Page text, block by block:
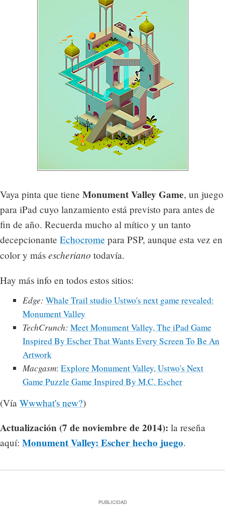
Vaya pinta que tiene Monument Valley Game, un juego
para iPad cuyo lanzamiento está previsto para antes de
fin de año. Recuerda mucho al mítico y un tanto
decepcionante Echocrome para PSP, aunque esta vez en
color y más escheriano todavía.
Hay más info en todos estos sitios:
Edge: Whale Trail studio Ustwo's next game revealed:
Monument Valley
TechCrunch: Meet Monument Valley, The iPad Game
Inspired By Escher That Wants Every Screen To Be An
Artwork
Macgasm: Explore Monument Valley, Ustwo's Next
Game Puzzle Game Inspired By M.C. Escher
(Vía Wwwhat's new?)
Actualización (7 de noviembre de 2014): la reseña
aquí: Monument Valley: Escher hecho juego.
PUBLICIDAD